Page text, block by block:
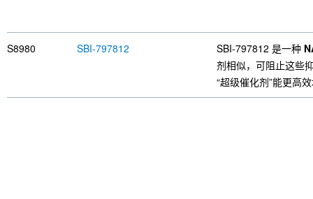
S8980 SBI-797812 SBI-797812 是一种
剂相似，可阻止这些
“超级催化剂”能更高